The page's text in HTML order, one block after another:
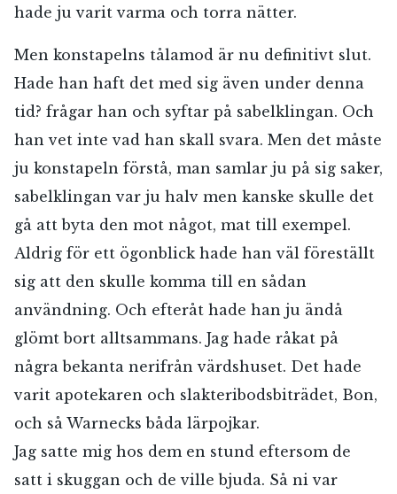
hade ju varit varma och torra nätter.
Men konstapelns tålamod är nu definitivt slut.
Hade han haft det med sig även under denna
tid? frågar han och syftar på sabelklingan. Och
han vet inte vad han skall svara. Men det måste
ju konstapeln förstå, man samlar ju på sig saker,
sabelklingan var ju halv men kanske skulle det
gå att byta den mot något, mat till exempel.
Aldrig för ett ögonblick hade han väl föreställt
sig att den skulle komma till en sådan
användning. Och efteråt hade han ju ändå
glömt bort alltsammans. Jag hade råkat på
några bekanta nerifrån värdshuset. Det hade
varit apotekaren och slakteribodsbiträdet, Bon,
och så Warnecks båda lärpojkar.
Jag satte mig hos dem en stund eftersom de
satt i skuggan och de ville bjuda. Så ni var